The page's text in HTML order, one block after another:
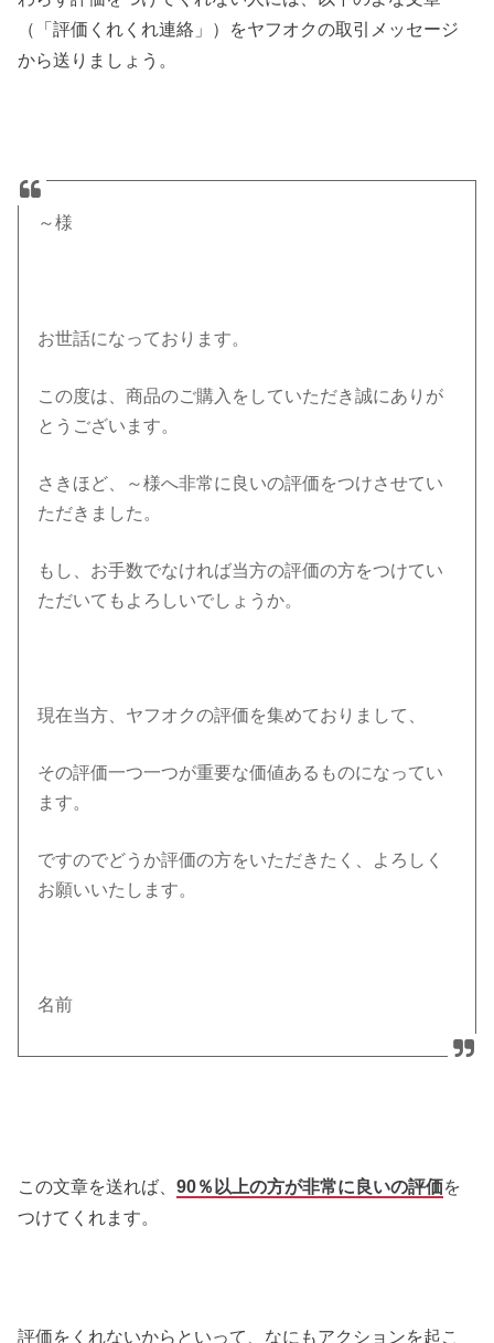
（「評価くれくれ連絡」）をヤフオクの取引メッセージ
から送りましょう。
～様
お世話になっております。
この度は、商品のご購入をしていただき誠にありが
とうございます。
さきほど、～様へ非常に良いの評価をつけさせてい
ただきました。
もし、お手数でなければ当方の評価の方をつけてい
ただいてもよろしいでしょうか。
現在当方、ヤフオクの評価を集めておりまして、
その評価一つ一つが重要な価値あるものになってい
ます。
ですのでどうか評価の方をいただきたく、よろしく
お願いいたします。
名前
この文章を送れば、90％以上の方が非常に良いの評価を
つけてくれます。
評価をくれないからといって、なにもアクションを起こ